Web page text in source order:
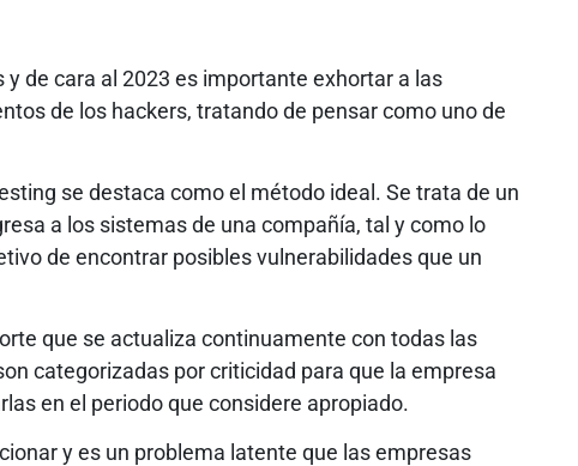
de cara al 2023 es importante exhortar a las
de los hackers, tratando de pensar como uno de
se destaca como el método ideal. Se trata de un
a los sistemas de una compañía, tal y como lo
de encontrar posibles vulnerabilidades que un
que se actualiza continuamente con todas las
categorizadas por criticidad para que la empresa
en el periodo que considere apropiado.
y es un problema latente que las empresas